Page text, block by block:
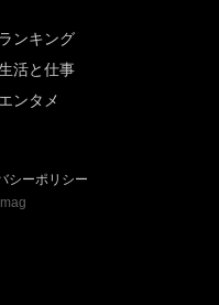
ランキング
活と仕事
エンタメ
シーポリシー